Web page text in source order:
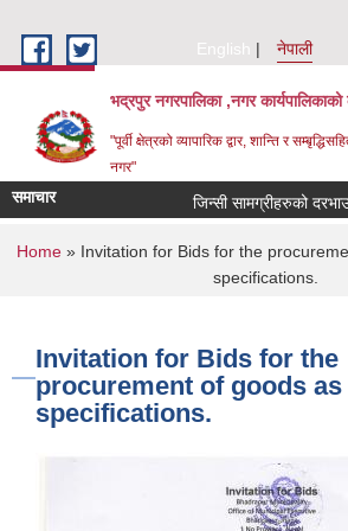
English
नेपाली
भद्रपुर नगरपालिका ,नगर कार्यपालिकाको
"पूर्वी क्षेत्रको व्यापारिक द्वार, शान्ति र
नगर"
समाचार जिन्सी सामग्रीहरुको दरभाउ
You are here
Home » Invitation for Bids for the
specifications.
Invitation for Bids for the
procurement of goods
specifications.